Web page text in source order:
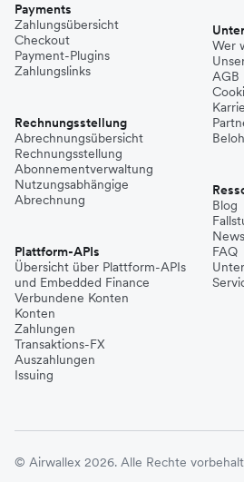
Payments
Zahlungsübersicht
Checkout
Payment-Plugins
Zahlungslinks
Rechnungsstellung
Abrechnungsübersicht
Rechnungsstellung
Abonnementverwaltung
Nutzungsabhängige
Abrechnung
Plattform-APIs
Übersicht über Plattform-APIs
und Embedded Finance
Verbundene Konten
Konten
Zahlungen
Transaktions-FX
Auszahlungen
Issuing
Wer
AGB
Blog
FAQ
© Airwallex 2026. Alle Rechte